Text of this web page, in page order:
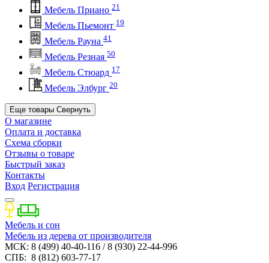
Мебель Приано 21
Мебель Пьемонт 19
Мебель Рауна 41
Мебель Резная 50
Мебель Стюард 17
Мебель Элбург 20
Еще товары Свернуть
О магазине
Оплата и доставка
Схема сборки
Отзывы о товаре
Быстрый заказ
Контакты
Вход Регистрация
Мебель и сон
Мебель из дерева от производителя
МСК: 8 (499) 40-40-116 / 8 (930) 22-44-996
СПБ: 8 (812) 603-77-17